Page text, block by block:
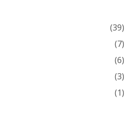
(39)
(7)
(6)
(3)
(1)